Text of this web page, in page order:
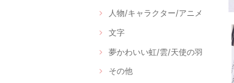
人物/キャラクター/アニメ
文字
夢かわいい虹/雲/天使の羽
その他